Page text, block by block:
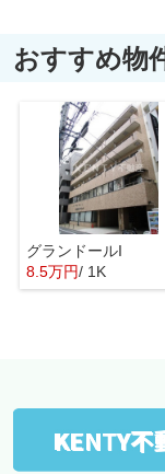
おすすめ物
グランドールI
8.5万円/ 1K
KENTY